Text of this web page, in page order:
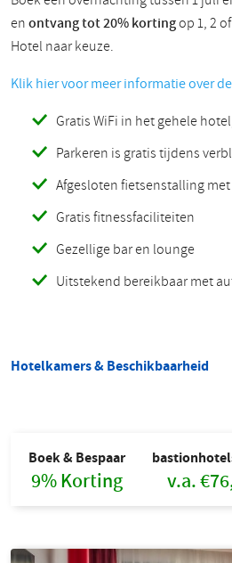
enontvang tot 20% kortingop 1, 2
Hotel naar keuze.
Klik hier voor meer informatie over
Gratis WiFi in het gehele
Parkeren is gratis tijdens
Afgesloten fietsenstalling
Gratis fitnessfaciliteiten
Gezellige bar en lounge
Uitstekend bereikbaar met
Hotelkamers & Beschikbaarheid
Boek & Bespaar
9% Korting v.a.